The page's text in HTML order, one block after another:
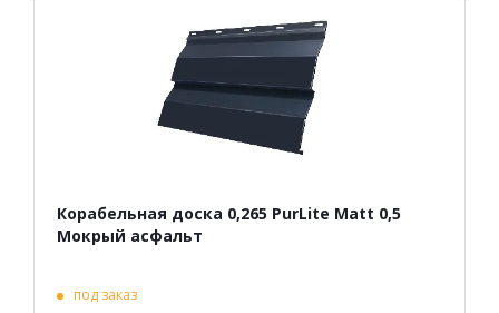
Корабельная доска 0,265 PurLite Matt 0,5
Мокрый асфальт
под заказ